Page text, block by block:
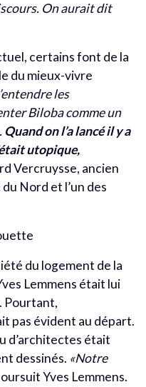
On aurait dit
certains font de la
du mieux-vivre
les
Biloba comme un
Quand on l’a lancé il y a
utopique,
Vercruysse, ancien
Nord et l’un des
du logement de la
Lemmens était lui
Pourtant,
pas évident au départ.
d’architectes était
dessinés. «Notre
Yves Lemmens.